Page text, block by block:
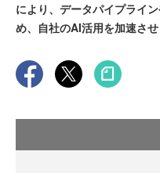
により、データパイプライ
め、自社のAI活用を加速させ